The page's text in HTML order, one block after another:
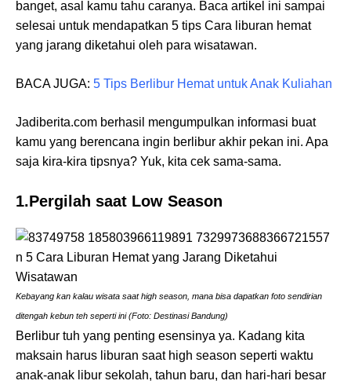
banget, asal kamu tahu caranya. Baca artikel ini sampai
selesai untuk mendapatkan 5 tips Cara liburan hemat
yang jarang diketahui oleh para wisatawan.
BACA JUGA: 5 Tips Berlibur Hemat untuk Anak Kuliahan
Jadiberita.com berhasil mengumpulkan informasi buat
kamu yang berencana ingin berlibur akhir pekan ini. Apa
saja kira-kira tipsnya? Yuk, kita cek sama-sama.
1.Pergilah saat Low Season
Kebayang kan kalau wisata saat high season, mana bisa dapatkan foto sendirian
ditengah kebun teh seperti ini (Foto: Destinasi Bandung)
Berlibur tuh yang penting esensinya ya. Kadang kita
maksain harus liburan saat high season seperti waktu
anak-anak libur sekolah, tahun baru, dan hari-hari besar